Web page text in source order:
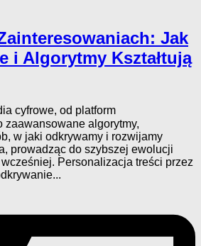
Jak
i Algorytmy Kształtują
cyfrowe, od platform
zaawansowane algorytmy,
w jaki odkrywamy i rozwijamy
prowadząc do szybszej ewolucji
Personalizacja treści przez